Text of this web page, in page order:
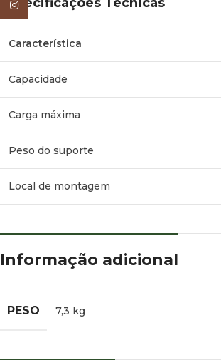
Característica
Capacidade
Carga máxima
Peso do suporte
Local de montagem
Informação adicional
PESO 7,3 kg
Instagram